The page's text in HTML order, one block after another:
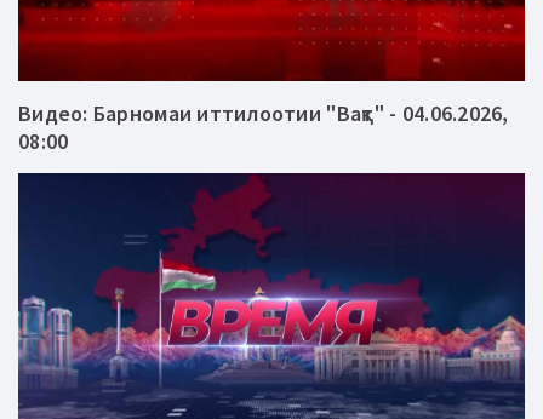
Видео: Барномаи иттилоотии "Вақт" - 04.06.2026,
08:00